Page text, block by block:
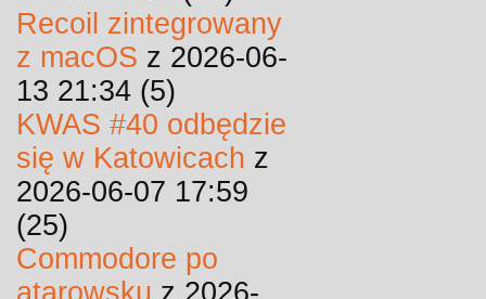
Recoil zintegrowany
z macOS z 2026-06-
13 21:34 (5)
KWAS #40 odbędzie
się w Katowicach z
2026-06-07 17:59
(25)
Commodore po
atarowsku z 2026-